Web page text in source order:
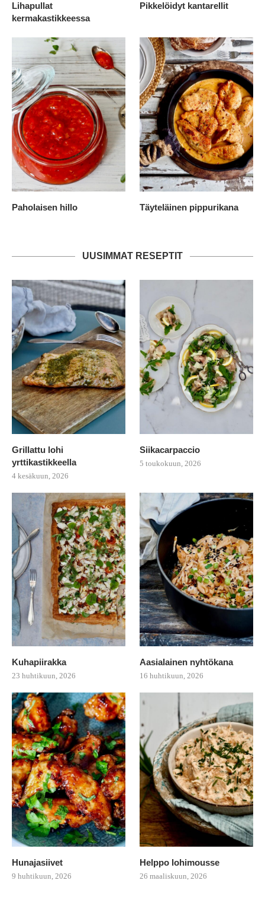
Lihapullat
kermakastikkeessa
Pikkelöidyt kantarellit
Paholaisen hillo Täyteläinen pippurikana
UUSIMMAT RESEPTIT
Grillattu lohi
yrttikastikkeella
4 kesäkuun, 2026
Siikacarpaccio
5 toukokuun, 2026
Kuhapiirakka
23 huhtikuun, 2026
Aasialainen nyhtökana
16 huhtikuun, 2026
Hunajasiivet
9 huhtikuun, 2026
Helppo lohimousse
26 maaliskuun, 2026